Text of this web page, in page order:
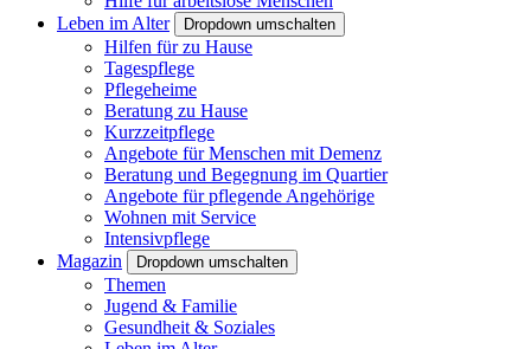
Leben im Alter
Dropdown umschalten
Hilfen für zu Hause
Tagespflege
Pflegeheime
Beratung zu Hause
Kurzzeitpflege
Angebote für Menschen mit Demenz
Beratung und Begegnung im Quartier
Angebote für pflegende Angehörige
Wohnen mit Service
Intensivpflege
Magazin
Dropdown umschalten
Themen
Jugend & Familie
Gesundheit & Soziales